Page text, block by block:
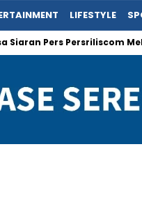
LIFESTYLE
Pers Persriliscom